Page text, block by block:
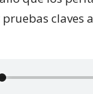
claves